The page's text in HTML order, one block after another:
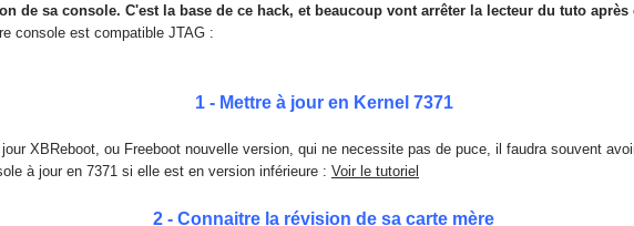
de sa console. C'est la base de ce hack, et beaucoup vont arrêter la lecteur du tuto
console est compatible JTAG :
1 - Mettre à jour en Kernel 7371
XBReboot, ou Freeboot nouvelle version, qui ne necessite pas de puce, il faudra souvent
à jour en 7371 si elle est en version inférieure : Voir le tutoriel
2 - Connaitre la révision de sa carte mère